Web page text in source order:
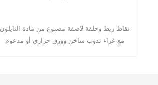
نقاط ربط وحلقة لاصقة مصنوع من مادة النايلون
مع غراء تذوب ساخن وورق حراري أو مدعوم